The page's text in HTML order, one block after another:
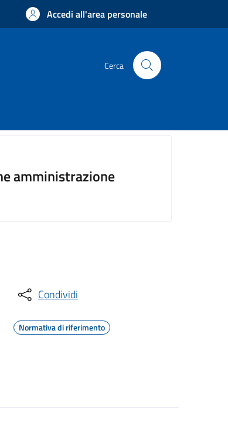
Accedi all'area personale
Cerca
amministrazione
Condividi
Normativa di riferimento